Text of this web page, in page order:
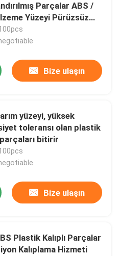
Parçalar ABS /
Yüzeyi Pürüzsüz
Bize ulaşın
yüzeyi, yüksek
toleransı olan plastik
parçaları bitirir
Bize ulaşın
Plastik Kalıplı Parçalar
Kalıplama Hizmeti